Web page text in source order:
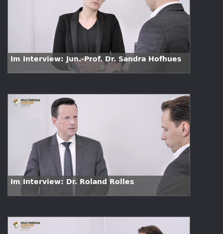
Im Interview: Jun.-Prof. Dr. Sandra Hofhues
Im Interview: Dr. Roland Rolles